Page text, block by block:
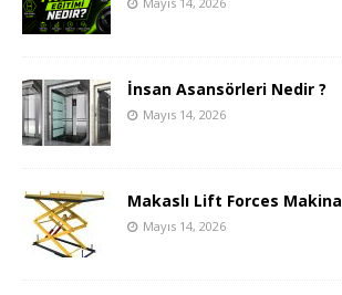
İnsan Asansörleri Nedir ?
Mayıs 14, 2026
Makaslı Lift Forces Makina
Mayıs 14, 2026